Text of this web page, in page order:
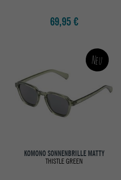
69,95 €
Neu
KOMONO SONNENBRILLE MATTY
THISTLE GREEN